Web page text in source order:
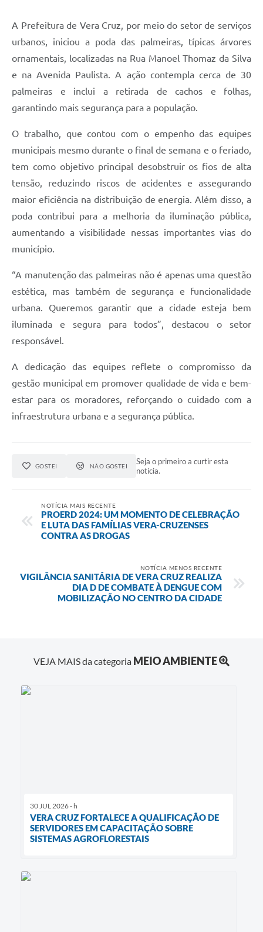
A Prefeitura de Vera Cruz, por meio do setor de serviços
urbanos, iniciou a poda das palmeiras, típicas árvores
ornamentais, localizadas na Rua Manoel Thomaz da Silva
e na Avenida Paulista. A ação contempla cerca de 30
palmeiras e inclui a retirada de cachos e folhas,
garantindo mais segurança para a população.
O trabalho, que contou com o empenho das equipes
municipais mesmo durante o final de semana e o feriado,
tem como objetivo principal desobstruir os fios de alta
tensão, reduzindo riscos de acidentes e assegurando
maior eficiência na distribuição de energia. Além disso, a
poda contribui para a melhoria da iluminação pública,
aumentando a visibilidade nessas importantes vias do
município.
“A manutenção das palmeiras não é apenas uma questão
estética, mas também de segurança e funcionalidade
urbana. Queremos garantir que a cidade esteja bem
iluminada e segura para todos”, destacou o setor
responsável.
A dedicação das equipes reflete o compromisso da
gestão municipal em promover qualidade de vida e bem-
estar para os moradores, reforçando o cuidado com a
infraestrutura urbana e a segurança pública.
GOSTEI NÃO GOSTEI
Seja o primeiro a curtir esta
notícia.
NOTÍCIA MAIS RECENTE
PROERD 2024: UM MOMENTO DE CELEBRAÇÃO
E LUTA DAS FAMÍLIAS VERA-CRUZENSES
CONTRA AS DROGAS
NOTÍCIA MENOS RECENTE
VIGILÂNCIA SANITÁRIA DE VERA CRUZ REALIZA
DIA D DE COMBATE À DENGUE COM
MOBILIZAÇÃO NO CENTRO DA CIDADE
VEJA MAIS da categoria MEIO AMBIENTE
30 JUL 2026 - h
VERA CRUZ FORTALECE A QUALIFICAÇÃO DE
SERVIDORES EM CAPACITAÇÃO SOBRE
SISTEMAS AGROFLORESTAIS